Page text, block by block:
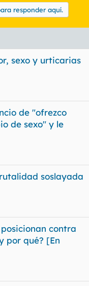
responder aquí.
sexo y urticarias
de "ofrezco
de sexo" y le
soslayada
contra
por qué? [En